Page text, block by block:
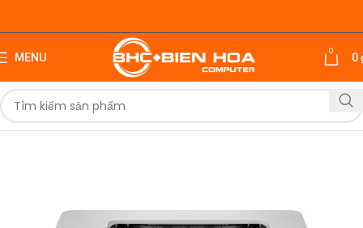
MENU 0 0